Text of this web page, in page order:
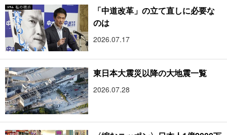
「中道改革」の立て直しに必要な
のは
2026.07.17
東日本大震災以降の大地震一覧
2026.07.28